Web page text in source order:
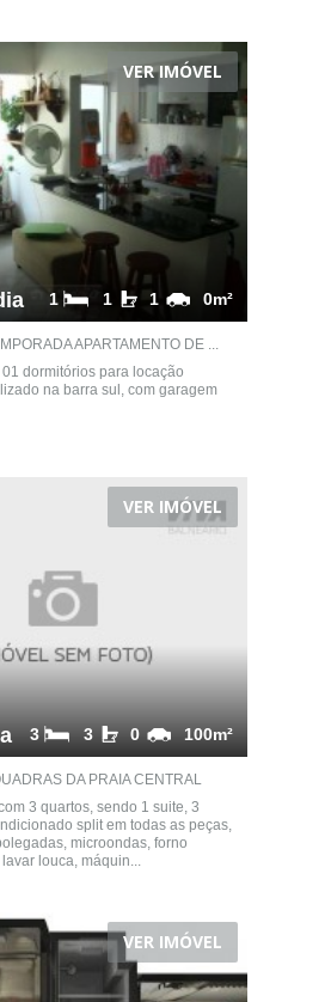
VER IMÓVEL
0m²
1
1
1
APARTAMENTO DE ...
dormitórios para locação
na barra sul, com garagem
VER IMÓVEL
100m²
0
3
3
DA PRAIA CENTRAL
3 quartos, sendo 1 suite, 3
split em todas as peças,
microondas, forno
louca, máquin...
VER IMÓVEL